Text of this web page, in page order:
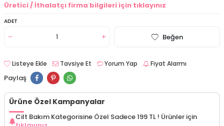
Üretici / İthalatçı firma bilgileri için tıklayınız
ADET
Beğen
Listeye Ekle Tavsiye Et Yorum Yap Fiyat Alarmı
Paylaş
Ürüne Özel Kampanyalar
Cilt Bakım Kategorisine Özel Sadece 199 TL ! Ürünler için